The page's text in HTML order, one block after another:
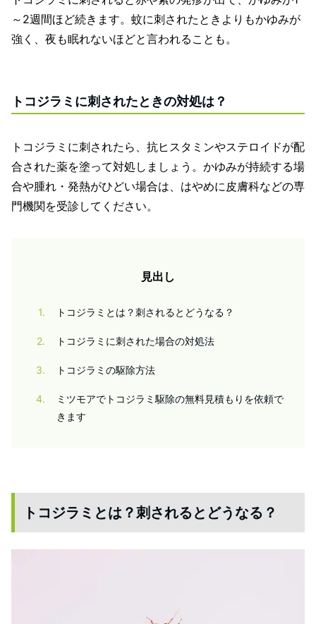
～2週間ほど続きます。蚊に刺されたときよりもかゆみが
強く、夜も眠れないほどと言われることも。
トコジラミに刺されたときの対処は？
トコジラミに刺されたら、抗ヒスタミンやステロイドが配
合された薬を塗って対処しましょう。かゆみが持続する場
合や腫れ・発熱がひどい場合は、はやめに皮膚科などの専
門機関を受診してください。
見出し
1 トコジラミとは？刺されるとどうなる？
2 トコジラミに刺された場合の対処法
3 トコジラミの駆除方法
4
ミツモアでトコジラミ駆除の無料見積もりを依頼で
きます
トコジラミとは？刺されるとどうなる？